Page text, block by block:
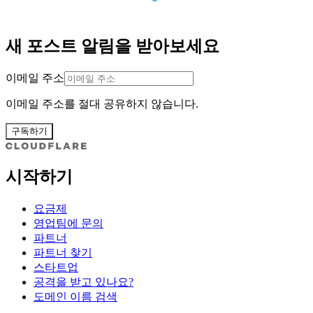
새 포스트 알림을 받아보세요
이메일 주소
이메일 주소를 절대 공유하지 않습니다.
구독하기
시작하기
요금제
영업팀에 문의
파트너
파트너 찾기
스타트업
공격을 받고 있나요?
도메인 이름 검색